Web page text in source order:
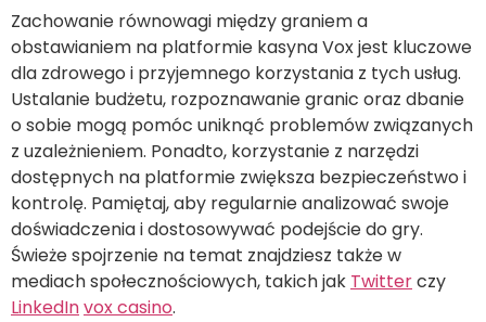
Zachowanie równowagi między graniem a
obstawianiem na platformie kasyna Vox jest kluczowe
dla zdrowego i przyjemnego korzystania z tych usług.
Ustalanie budżetu, rozpoznawanie granic oraz dbanie
o sobie mogą pomóc uniknąć problemów związanych
z uzależnieniem. Ponadto, korzystanie z narzędzi
dostępnych na platformie zwiększa bezpieczeństwo i
kontrolę. Pamiętaj, aby regularnie analizować swoje
doświadczenia i dostosowywać podejście do gry.
Świeże spojrzenie na temat znajdziesz także w
mediach społecznościowych, takich jak Twitterczy
LinkedInvox casino.